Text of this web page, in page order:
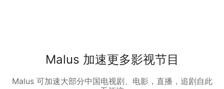
Malus 加速更多影视节目
Malus 可加速大部分中国电视剧、电影，直播，追剧自此